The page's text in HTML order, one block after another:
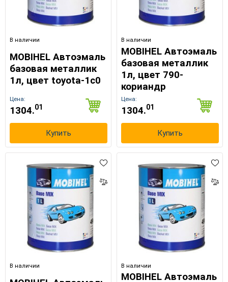
В наличии
MOBIHEL Автоэмаль
базовая металлик
1л, цвет toyota-1c0
Цена:
1304.01
Купить
В наличии
MOBIHEL Автоэмаль
базовая металлик
1л, цвет 790-
кориандр
Цена:
1304.01
Купить
В наличии В наличии
MOBIHEL Автоэмаль